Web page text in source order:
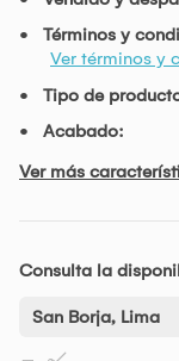
Términos y
Ver términos y
Tipo de
Acabado:
Ver más
Consulta la
San Borja, Lima